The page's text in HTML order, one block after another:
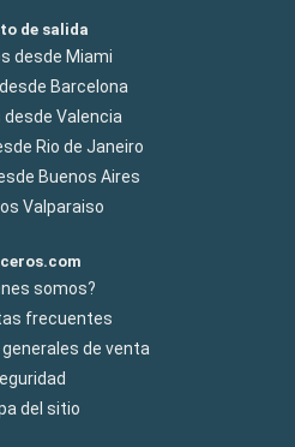
de salida
desde Miami
Barcelona
Valencia
Rio de Janeiro
Buenos Aires
Valparaiso
somos?
frecuentes
de venta
del sitio